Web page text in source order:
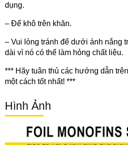
dụng.
– Để khô trên khăn.
– Vui lòng tránh để dưới ánh nắng
dài vì nó có thể làm hỏng chất liệu.
*** Hãy tuân thủ các hướng dẫn
một cách tốt nhất! ***
Hình Ảnh